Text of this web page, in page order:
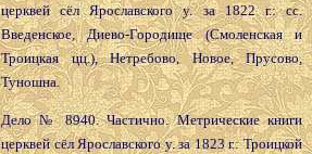
церквей сёл Ярославского у. за 1822 г.: сс.
Введенское, Диево-Городище (Смоленская и
Троицкая цц.), Нетребово, Новое, Прусово,
Туношна.
Дело № 8940. Частично. Метрические книги
церквей сёл Ярославского у. за 1823 г.: Троицкой